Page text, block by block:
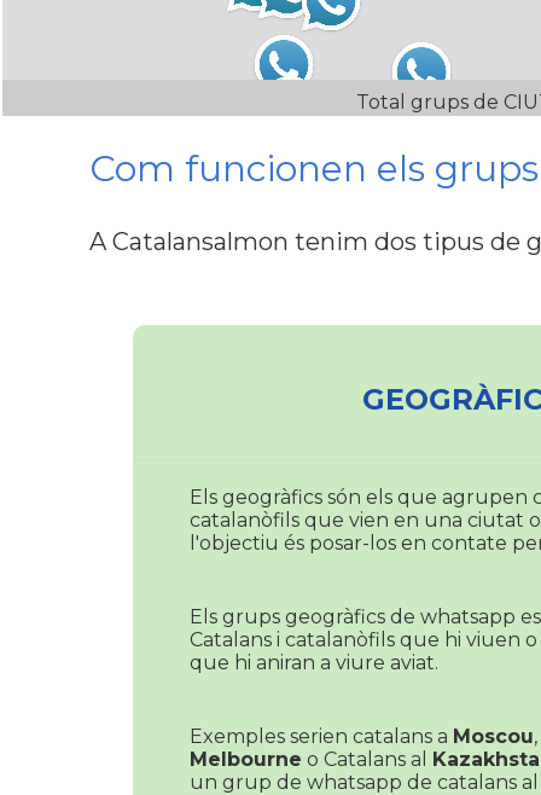
Total grups de
Com funcionen els
A Catalansalmon tenim dos tipus de
Els geogràfics són els que agrupen
catalanòfils que vien en una ciutat
l'objectiu és posar-los en contate
Els grups geogràfics de whatsapp
Catalans i catalanòfils que hi viuen
que hi aniran a viure aviat.
Exemples serien catalans a Moscou
Melbourne o Catalans al
un grup de whatsapp de catalans al